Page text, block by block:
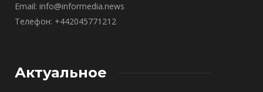
Email: info@informedia.news
Телефон: +442045771212
Актуальное